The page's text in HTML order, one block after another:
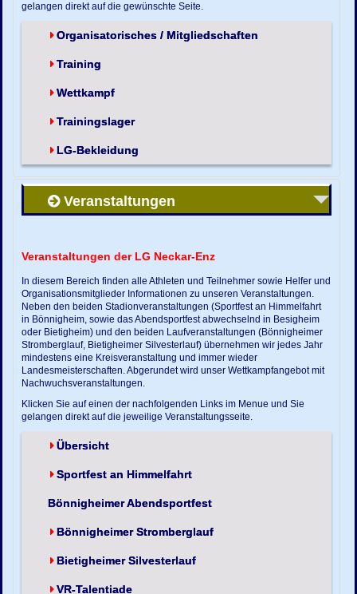
gelangen direkt auf die gewünschte Seite.
Organisatorisches / Mitgliedschaften
Training
Wettkampf
Trainingslager
LG-Bekleidung
Veranstaltungen
Veranstaltungen der LG Neckar-Enz
In diesem Bereich finden alle Athleten und Teilnehmer sowie Helfer und
Organisationsmitglieder Informationen zu unseren Veranstaltungen.
Neben den beiden Stadionveranstaltungen (Sportfest an Himmelfahrt
in Bönnigheim, sowie das Abendsportfest abwechselnd in Besigheim
oder Bietigheim) und den beiden Laufveranstaltungen (Bönnigheimer
Stromberglauf, Bietigheimer Silvesterlauf) übernehmen wir jedes Jahr
mindestens eine Kreisveranstaltung und immer wieder
Landesmeisterschaften. Abgerundet wird unser Wettkampfangebot mit
Nachwuchsveranstaltungen.
Klicken Sie auf einen der nachfolgenden Links im Menue und Sie
gelangen direkt auf die jeweilige Veranstaltungsseite.
Übersicht
Sportfest an Himmelfahrt
Bönnigheimer Abendsportfest
Bönnigheimer Stromberglauf
Bietigheimer Silvesterlauf
VR-Talentiade